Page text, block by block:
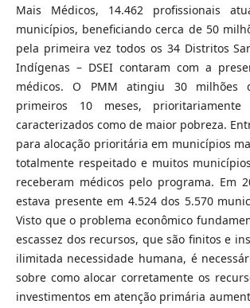
Mais Médicos, 14.462 profissionais
municípios, beneficiando cerca de 50
pela primeira vez todos os 34 Distritos
Indígenas – DSEI contaram com a
médicos. O PMM atingiu 30 milhões
primeiros 10 meses,
caracterizados como de maior pobreza.
para alocação prioritária em municípios
totalmente respeitado e muitos
receberam médicos pelo programa. Em
estava presente em 4.524 dos 5.570
Visto que o problema econômico
escassez dos recursos, que são finitos e
ilimitada necessidade humana, é
sobre como alocar corretamente os
investimentos em atenção primária